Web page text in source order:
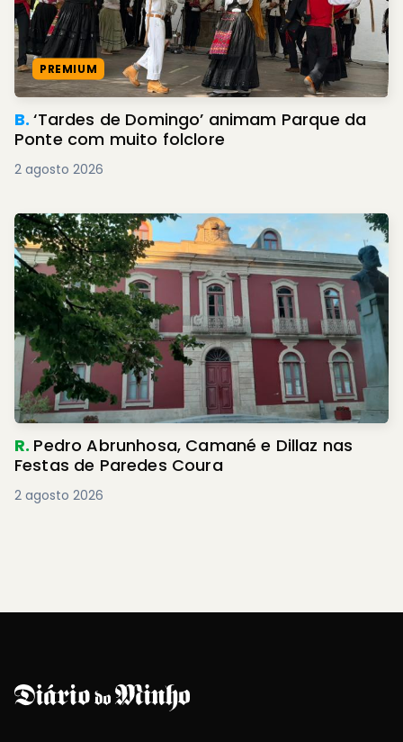
PREMIUM
B.‘Tardes de Domingo’ animam Parque da
Ponte com muito folclore
2 agosto 2026
R. Pedro Abrunhosa, Camané e Dillaz nas
Festas de Paredes Coura
2 agosto 2026